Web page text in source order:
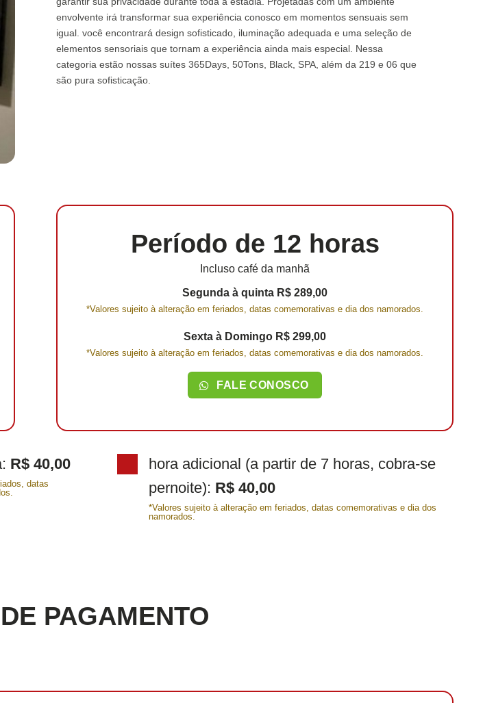
envolvente irá transformar sua experiência conosco em momentos sensuais sem
igual. você encontrará design sofisticado, iluminação adequada e uma seleção de
elementos sensoriais que tornam a experiência ainda mais especial. Nessa
categoria estão nossas suítes 365Days, 50Tons, Black, SPA, além da 219 e 06 que
são pura sofisticação.
Período de 12 horas
Incluso café da manhã
Segunda à quinta R$ 289,00
*Valores sujeito à alteração em feriados, datas comemorativas e dia dos namorados.
Sexta à Domingo R$ 299,00
*Valores sujeito à alteração em feriados, datas comemorativas e dia dos namorados.
FALE CONOSCO
R$ 40,00
datas
hora adicional (a partir de 7 horas, cobra-se
pernoite): R$ 40,00
*Valores sujeito à alteração em feriados, datas comemorativas e dia dos
namorados.
PAGAMENTO